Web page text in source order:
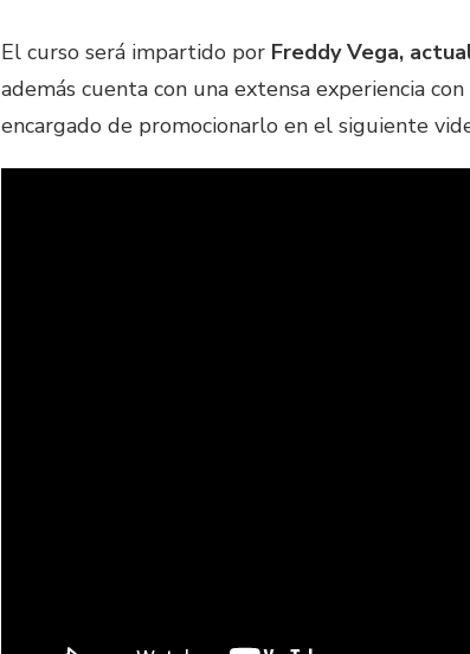
El curso será impartido por Freddy Vega,
además cuenta con una extensa experiencia
encargado de promocionarlo en el siguiente